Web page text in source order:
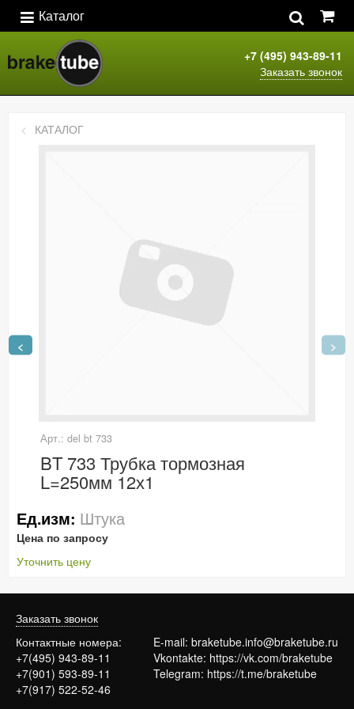
Каталог
+7 (495) 943-89-11
Заказать звонок
< >
КАТАЛОГ
Арт.: del bt 733
BT 733 Трубка тормозная
L=250мм 12х1
Ед.изм: Штука
Цена по запросу
Уточнить цену
Заказать звонок
Контактные номера:
+7(495) 943-89-11
+7(901) 593-89-11
+7(917) 522-52-46
E-mail: braketube.info@braketube.ru
Vkontakte: https://vk.com/braketube
Telegram: https://t.me/braketube